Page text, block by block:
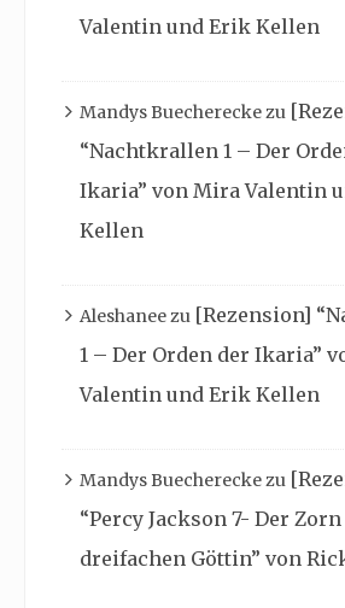
Valentin und Erik Kellen
Mandys Buechereckezu
“Nachtkrallen 1 – Der
Ikaria” von Mira Valentin
Kellen
Aleshaneezu [Rezension]
1 – Der Orden der Ikaria”
Valentin und Erik Kellen
Mandys Buechereckezu
“Percy Jackson 7- Der
dreifachen Göttin” von